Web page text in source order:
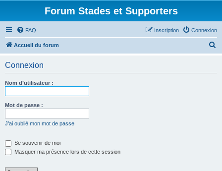
Forum Stades et Supporters
FAQ Connexion
Inscription
Accueil du forum
Connexion
Nom d’utilisateur :
Mot de passe :
J’ai oublié mon mot de passe
Se souvenir de moi
Masquer ma présence lors de cette session